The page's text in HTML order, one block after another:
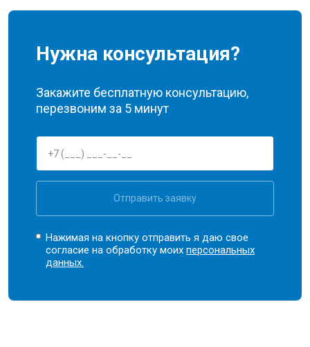
Нужна консультация?
Закажите бесплатную консультацию,
перезвоним за 5 минут
Отправить заявку
Нажимая на кнопку отправить я даю свое
согласие на обработку моихперсональных
данных.